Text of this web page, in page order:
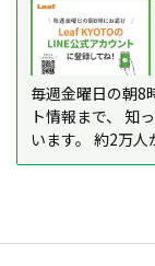
毎週金曜日の朝8
ト情報まで、 知
います。 約2万人